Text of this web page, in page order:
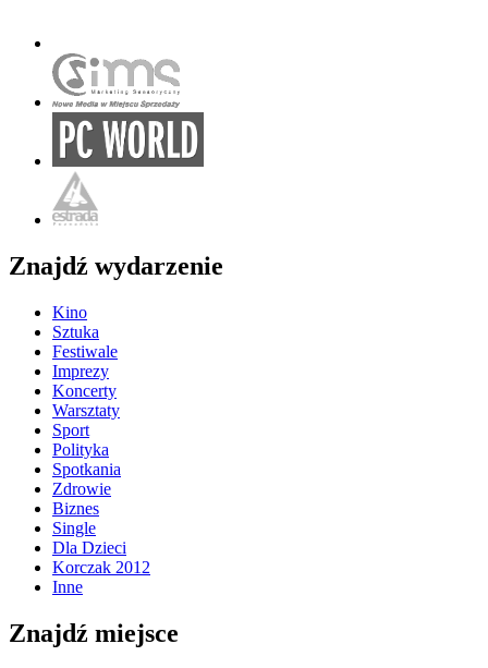
Znajdź wydarzenie
Kino
Sztuka
Festiwale
Imprezy
Koncerty
Warsztaty
Sport
Polityka
Spotkania
Zdrowie
Biznes
Single
Dla Dzieci
Korczak 2012
Inne
Znajdź miejsce